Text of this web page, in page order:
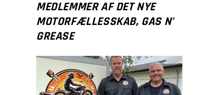
MEDLEMMER AF DET NYE
MOTORFÆLLESSKAB, GAS N’
GREASE